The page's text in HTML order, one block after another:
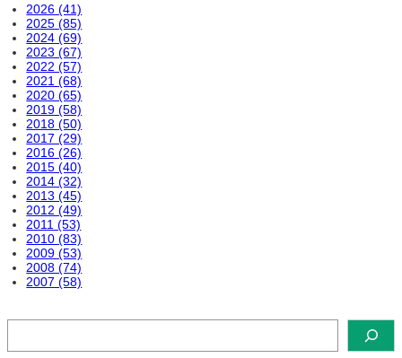
2026 (41)
2025 (85)
2024 (69)
2023 (67)
2022 (57)
2021 (68)
2020 (65)
2019 (58)
2018 (50)
2017 (29)
2016 (26)
2015 (40)
2014 (32)
2013 (45)
2012 (49)
2011 (53)
2010 (83)
2009 (53)
2008 (74)
2007 (58)